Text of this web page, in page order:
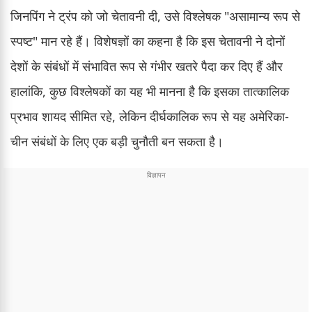
जिनपिंग ने ट्रंप को जो चेतावनी दी, उसे विश्लेषक "असामान्य रूप से
स्पष्ट" मान रहे हैं। विशेषज्ञों का कहना है कि इस चेतावनी ने दोनों
देशों के संबंधों में संभावित रूप से गंभीर खतरे पैदा कर दिए हैं और
हालांकि, कुछ विश्लेषकों का यह भी मानना है कि इसका तात्कालिक
प्रभाव शायद सीमित रहे, लेकिन दीर्घकालिक रूप से यह अमेरिका-
चीन संबंधों के लिए एक बड़ी चुनौती बन सकता है।